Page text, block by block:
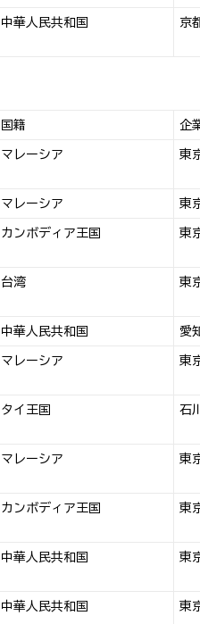
中華人民共和国 京
国籍 企
マレーシア 東
マレーシア 東
カンボディア王国 東
台湾 東
中華人民共和国 愛
マレーシア 東
タイ王国 石川
マレーシア 東
カンボディア王国 東
中華人民共和国 東
中華人民共和国 東